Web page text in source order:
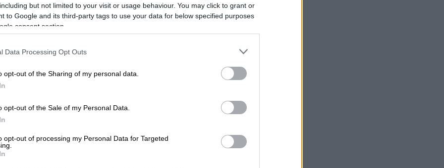
but not limited to your visit or usage behaviour. You may click to grant or
to Google and its third-party tags to use your data for below specified purposes
consent section.
Data Processing Opt Outs
opt-out of the Sharing of my personal data.
opt-out of the Sale of my Personal Data.
opt-out of processing my Personal Data for Targeted
το ΕΘΝΟΣ στη Google
τα μάτια σου από την οθόνη...
που στριμάρει στο ERTflix και μπορείς